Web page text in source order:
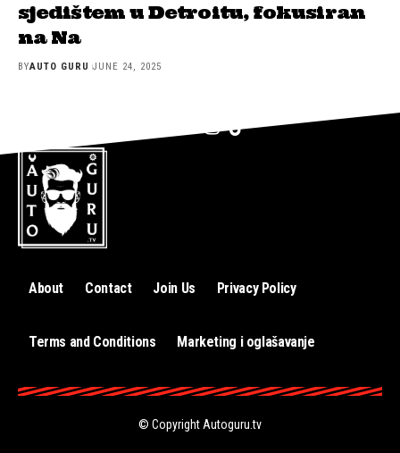
sjedištem u Detroitu, fokusiran
na Na
BYAUTO GURU JUNE 24, 2025
About Contact Join Us Privacy Policy
Terms and Conditions Marketing i oglašavanje
© CopyrightAutoguru.tv